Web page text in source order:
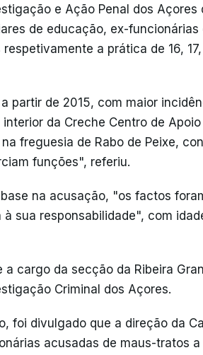
e Ação Penal dos
de educação, ex-funcionárias
respetivamente a prática de 16,
partir de 2015, com maior
da Creche Centro de
freguesia de Rabo de Peixe,
funções", referiu.
na acusação, "os factos
sua responsabilidade", com
cargo da secção da Ribeira
Criminal dos Açores.
foi divulgado que a direção da
acusadas de maus-tratos